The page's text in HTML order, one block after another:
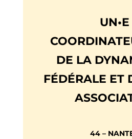
UN•E
DE LA
FÉDÉRALE ET
44 –